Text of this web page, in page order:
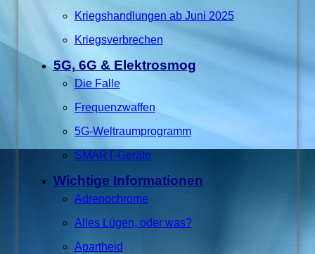
Kriegshandlungen ab Juni 2025
Kriegsverbrechen
5G, 6G & Elektrosmog
Die Falle
Frequenzwaffen
5G-Weltraumprogramm
SMART-Geräte
Wichtige Informationen
Adrenochrome
Alles Lügen, oder was?
Apartheid